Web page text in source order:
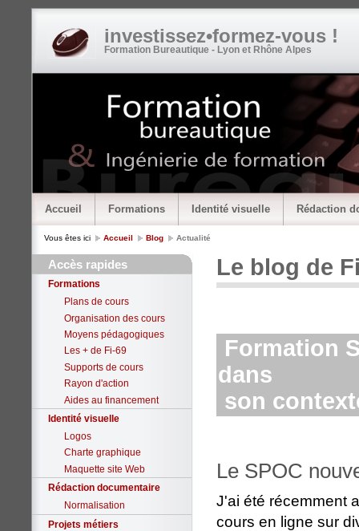
investissez•formez-vous !
Formation Bureautique - Lyon et Rhône Alpes
Accueil Formations Identité visuelle Rédaction
Vous êtes ici Accueil Blog Actualité
Accès rapides
Formations
Plans de cours
Organisation des cours
Moyens pédagogiques
Les + de Fi-69
Supports de cours
Rayon d'action
Aides au financement
Identité visuelle
Logos
Charte graphique
Maquette site Web
Rédaction documentaire
Normalisation
Projets métiers
Le blog de
Formation
dans
son
Le SPOC
J'ai été récemment
cours en ligne sur